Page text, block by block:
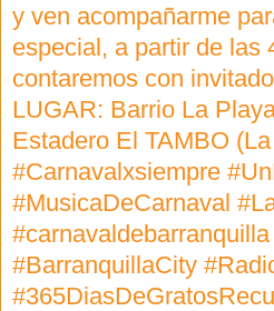
y ven acompañarme
especial, a partir de las
contaremos con
LUGAR: Barrio La
Estadero El TAMBO
#Carnavalxsiempre
#MusicaDeCarnaval
#BarranquillaCity